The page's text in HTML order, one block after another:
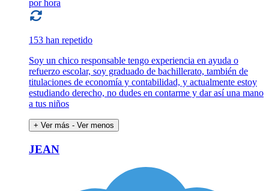
por hora
153 han repetido
Soy un chico responsable tengo experiencia en ayuda o
refuerzo escolar, soy graduado de bachillerato, también de
titulaciones de economía y contabilidad, y actualmente estoy
estudiando derecho, no dudes en contarme y dar así una mano
a tus niños
+ Ver más - Ver menos
JEAN